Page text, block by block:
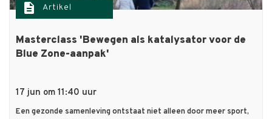
description Artikel
Masterclass 'Bewegen als katalysator voor de
Blue Zone-aanpak'
17 jun om 11:40 uur
Een gezonde samenleving ontstaat niet alleen door meer sport,